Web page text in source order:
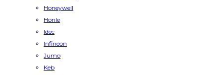
Honeywell
Honle
Idec
Infineon
Jumo
Keb